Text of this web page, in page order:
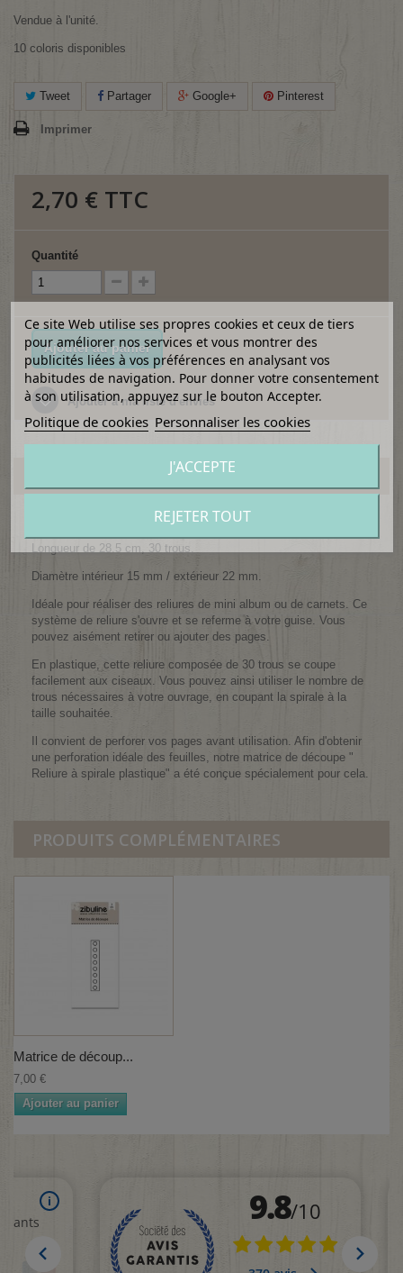
Vendue à l'unité.
10 coloris disponibles
Tweet Partager Google+ Pinterest
Imprimer
2,70 € TTC
Quantité
Ajouter au panier
Ajouter à ma liste d'envies
Reliure spirale en plastique.
Longueur de 28.5 cm, 30 trous.
Diamètre intérieur 15 mm / extérieur 22 mm.
Idéale pour réaliser des reliures de mini album ou de carnets. Ce
système de reliure s'ouvre et se referme à votre guise. Vous
pouvez aisément retirer ou ajouter des pages.
En plastique, cette reliure composée de 30 trous se coupe
facilement aux ciseaux. Vous pouvez ainsi utiliser le nombre de
trous nécessaires à votre ouvrage, en coupant la spirale à la
taille souhaitée.
Il convient de perforer vos pages avant utilisation. Afin d'obtenir
une perforation idéale des feuilles, notre matrice de découpe "
Reliure à spirale plastique" a été conçue spécialement pour cela.
PRODUITS COMPLÉMENTAIRES
Matrice de découp...
7,00 €
Ajouter au panier
Ce site Web utilise ses propres cookies et ceux de tiers
pour améliorer nos services et vous montrer des
publicités liées à vos préférences en analysant vos
habitudes de navigation. Pour donner votre consentement
à son utilisation, appuyez sur le bouton Accepter.
Politique de cookies Personnaliser les cookies
REJETER TOUT
J'ACCEPTE